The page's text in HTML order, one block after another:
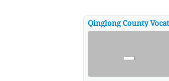
Education Center,
Qinglong County
-